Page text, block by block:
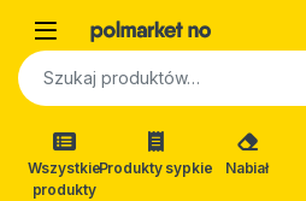
Open
Szukaj:
Wszystkie
produkty
Produkty sypkie Nabiał